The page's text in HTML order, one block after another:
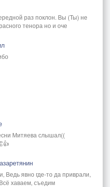
раз поклон. Вы (Ты) не
тенора но и оче
Митяева слышал((
Ведь явно где-то да приврали,
хаваем, съедим